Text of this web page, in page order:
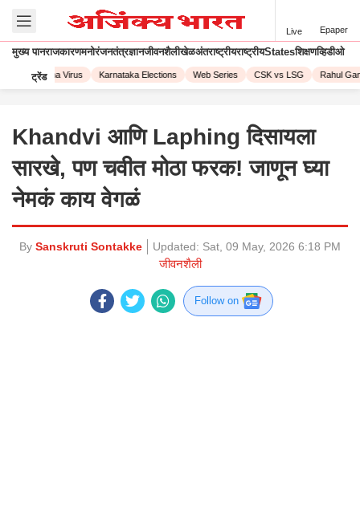
Live Epaper
मुख्य पानराजकारणमनोरंजनतंत्रज्ञानजीवनशैलीखेळअंतराष्ट्रीयराष्ट्रीयStatesशिक्षणव्हिडीओ
ट्रेंड
Corona Virus Karnataka Elections Web Series CSK vs LSG Rahul
Khandvi आणि Laphing दिसायला
सारखे, पण चवीत मोठा फरक! जाणून घ्या
नेमकं काय वेगळं
By Sanskruti Sontakke Updated: Sat, 09 May, 2026 6:18 PM
जीवनशैली
Follow on